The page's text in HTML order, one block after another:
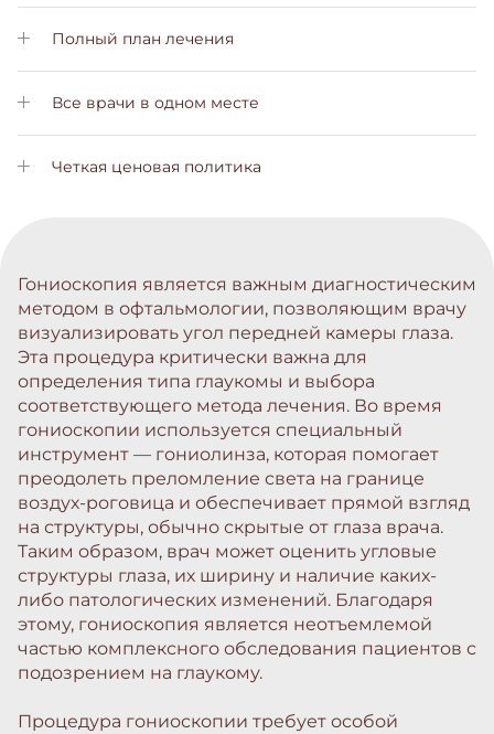
Личный менеджер позаботится о Вас на всех этапах лечения
Полный план лечения
Вы получите подробный план лечения с пояснениями на
всех этапах
Все врачи в одном месте
Вам не нужно будет обращаться в другие больницы. Все
услуги вы сможете получить у нас
Четкая ценовая политика
Гониоскопия является важным диагностическим
методом в офтальмологии, позволяющим врачу
визуализировать угол передней камеры глаза.
Эта процедура критически важна для
определения типа глаукомы и выбора
соответствующего метода лечения. Во время
гониоскопии используется специальный
инструмент — гониолинза, которая помогает
преодолеть преломление света на границе
воздух-роговица и обеспечивает прямой взгляд
на структуры, обычно скрытые от глаза врача.
Таким образом, врач может оценить угловые
структуры глаза, их ширину и наличие каких-
либо патологических изменений. Благодаря
этому, гониоскопия является неотъемлемой
частью комплексного обследования пациентов с
подозрением на глаукому.
Процедура гониоскопии требует особой